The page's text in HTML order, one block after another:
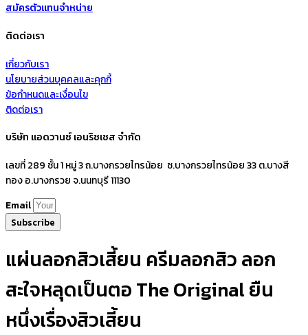
สมัครตัวแทนจำหน่าย
ติดต่อเรา
เกี่ยวกับเรา
นโยบายส่วนบุคคลและคุกกี้
ข้อกำหนดและเงื่อนไข
ติดต่อเรา
บริษัท แอดวานซ์ เอนริชเชส จำกัด
เลขที่ 289 ชั้น 1 หมู่ 3 ถ.บางกรวยไทรน้อย ซ.บางกรวยไทรน้อย 33 ต.บางสี
ทอง อ.บางกรวย จ.นนทบุรี 11130
Email
Subscribe
แผ่นลอกสิวเสี้ยน ครีมลอกสิว ลอก
สะใจหลุดเป็นตอ The Original ยืน
หนึ่งเรื่องสิวเสี้ยน